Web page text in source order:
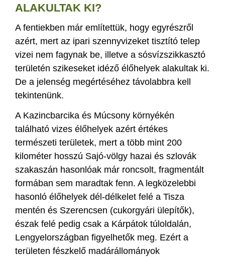
ALAKULTAK KI?
A fentiekben már említettük, hogy egyrészről
azért, mert az ipari szennyvizeket tisztító telep
vizei nem fagynak be, illetve a sósvízszikkasztó
területén szikeseket idéző élőhelyek alakultak ki.
De a jelenség megértéséhez távolabbra kell
tekintenünk.
A Kazincbarcika és Múcsony környékén
található vizes élőhelyek azért értékes
természeti területek, mert a több mint 200
kilométer hosszú Sajó-völgy hazai és szlovák
szakaszán hasonlóak már roncsolt, fragmentált
formában sem maradtak fenn. A legközelebbi
hasonló élőhelyek dél-délkelet felé a Tisza
mentén és Szerencsen (cukorgyári ülepítők),
észak felé pedig csak a Kárpátok túloldalán,
Lengyelországban figyelhetők meg. Ezért a
területen fészkelő madárállományok